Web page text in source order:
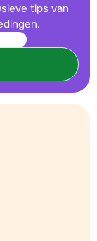
tips van